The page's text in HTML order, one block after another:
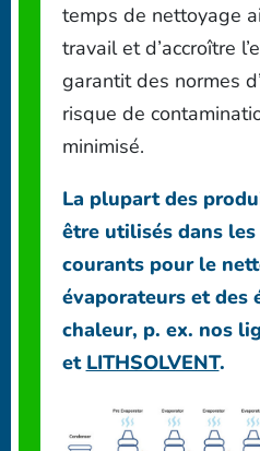
temps de nettoyage
travail et d’accroître
garantit des normes
risque de
minimisé.
La plupart des
être utilisés dans les
courants pour le
évaporateurs et des
chaleur, p. ex. nos
et LITHSOLVENT.